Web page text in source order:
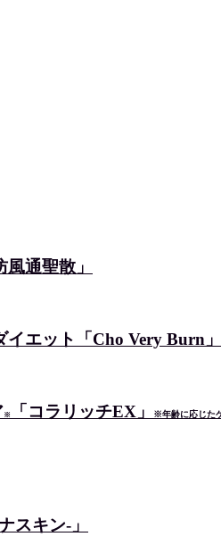
通聖散」
エット「Cho Very Burn」
※ 「コラリッチEX」 ※年齢に応じた
スキン-」